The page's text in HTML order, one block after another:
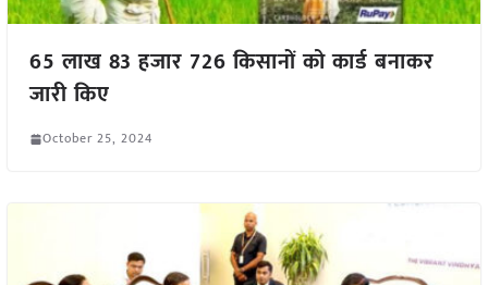
65 लाख 83 हजार 726 किसानों को कार्ड बनाकर
जारी किए
October 25, 2024